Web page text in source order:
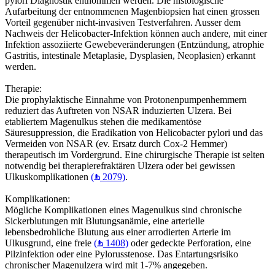
Aufarbeitung der entnommenen Magenbiopsien hat einen grossen
Vorteil gegenüber nicht-invasiven Testverfahren. Ausser dem
Nachweis der Helicobacter-Infektion können auch andere, mit einer
Infektion assoziierte Gewebeveränderungen (Entzündung, atrophie
Gastritis, intestinale Metaplasie, Dysplasien, Neoplasien) erkannt
werden.
Therapie:
Die prophylaktische Einnahme von Protonenpumpenhemmern
reduziert das Auftreten von NSAR induzierten Ulzera. Bei
etabliertem Magenulkus stehen die medikamentöse
Säuresuppression, die Eradikation von Helicobacter pylori und das
Vermeiden von NSAR (ev. Ersatz durch Cox-2 Hemmer)
therapeutisch im Vordergrund. Eine chirurgische Therapie ist selten
notwendig bei therapierefraktären Ulzera oder bei gewissen
Ulkuskomplikationen ( 2079).
Komplikationen:
Mögliche Komplikationen eines Magenulkus sind chronische
Sickerblutungen mit Blutungsanämie, eine arterielle
lebensbedrohliche Blutung aus einer arrodierten Arterie im
Ulkusgrund, eine freie ( 1408) oder gedeckte Perforation, eine
Pilzinfektion oder eine Pylorusstenose. Das Entartungsrisiko
chronischer Magenulzera wird mit 1-7% angegeben.